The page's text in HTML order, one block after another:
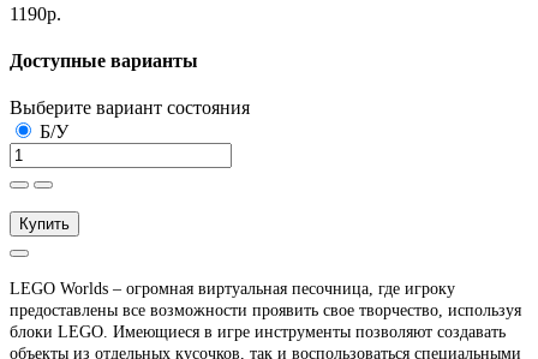
1190р.
Доступные варианты
Выберите вариант состояния
Б/У
Купить
LEGO Worlds – огромная виртуальная песочница, где игроку
предоставлены все возможности проявить свое творчество, используя
блоки LEGO. Имеющиеся в игре инструменты позволяют создавать
объекты из отдельных кусочков, так и воспользоваться специальными